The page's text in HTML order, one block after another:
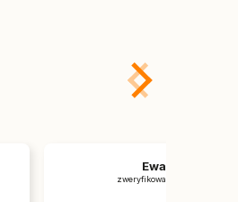
Ewa
zweryfikowano